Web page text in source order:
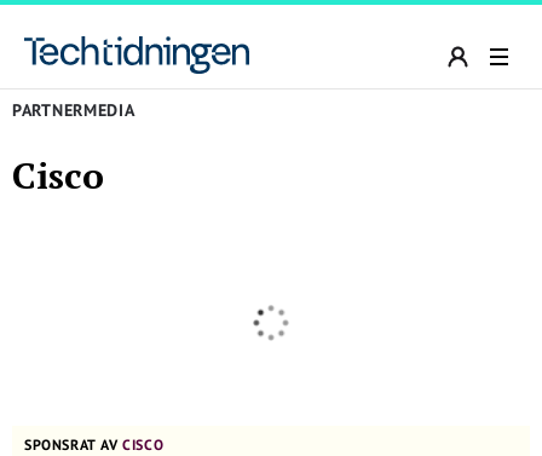
PARTNERMEDIA
Cisco
SPONSRAT AVCISCO